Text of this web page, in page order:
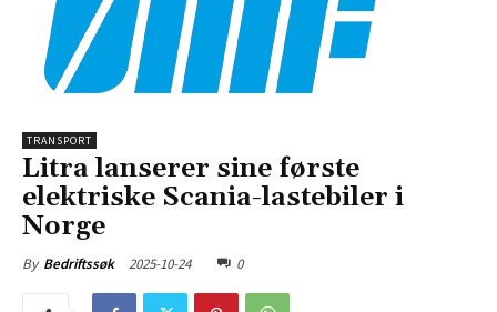
TRANSPORT
Litra lanserer sine første
elektriske Scania-lastebiler i
Norge
By Bedriftssøk 2025-10-24 0